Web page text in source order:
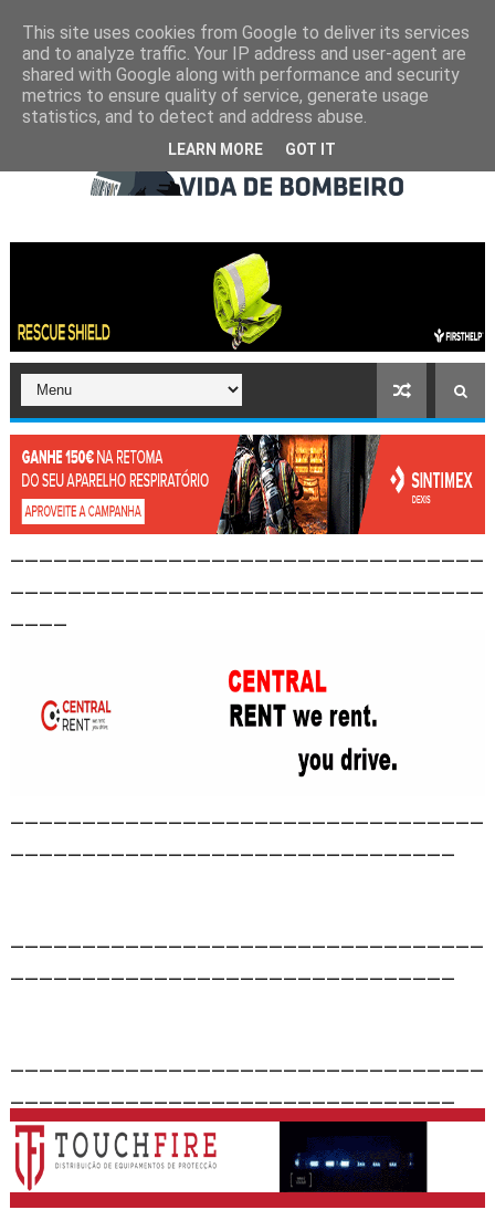
This site uses cookies from Google to deliver its services
and to analyze traffic. Your IP address and user-agent are
shared with Google along with performance and security
metrics to ensure quality of service, generate usage
statistics, and to detect and address abuse.
LEARN MORE GOT IT